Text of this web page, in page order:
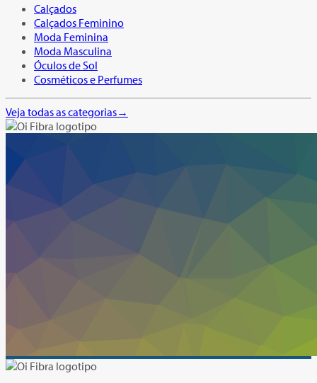
Calçados
Calçados Feminino
Moda Feminina
Moda Masculina
Óculos de Sol
Cosméticos e Perfumes
Veja todas as categorias→